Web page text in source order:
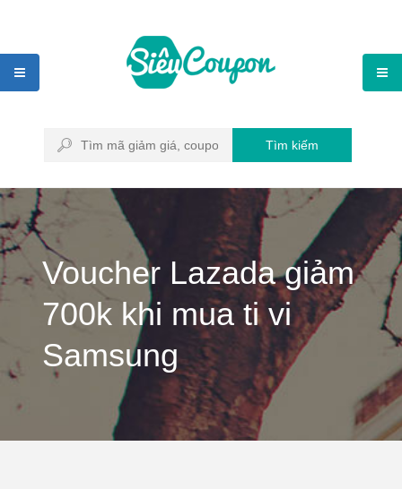
Tìm kiếm
Voucher Lazada giảm
700k khi mua ti vi
Samsung